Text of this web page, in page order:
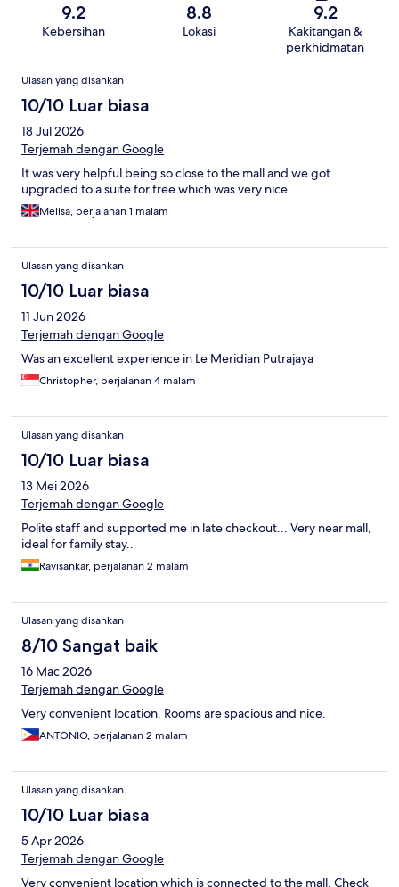
9.2
Kebersihan
8.8
Lokasi
9.2
Kakitangan &
perkhidmatan
Ulasan
Ulasan yang disahkan
10/10 Luar biasa
18 Jul 2026
Terjemah dengan Google
It was very helpful being so close to the mall and we got
upgraded to a suite for free which was very nice.
Melisa, perjalanan 1 malam
Ulasan yang disahkan
10/10 Luar biasa
11 Jun 2026
Terjemah dengan Google
Was an excellent experience in Le Meridian Putrajaya
Christopher, perjalanan 4 malam
Ulasan yang disahkan
10/10 Luar biasa
13 Mei 2026
Terjemah dengan Google
Polite staff and supported me in late checkout... Very near mall,
ideal for family stay..
Ravisankar, perjalanan 2 malam
Ulasan yang disahkan
8/10 Sangat baik
16 Mac 2026
Terjemah dengan Google
Very convenient location. Rooms are spacious and nice.
ANTONIO, perjalanan 2 malam
Ulasan yang disahkan
10/10 Luar biasa
5 Apr 2026
Terjemah dengan Google
Very convenient location which is connected to the mall. Check